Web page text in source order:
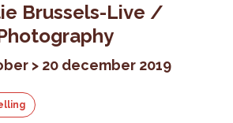
Brussels-Live /
> 20 december 2019